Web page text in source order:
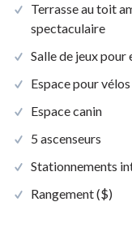
Terrasse au toit
spectaculaire
Salle de jeux pour
Espace pour vélos
Espace canin
5 ascenseurs
Stationnements
Rangement ($)